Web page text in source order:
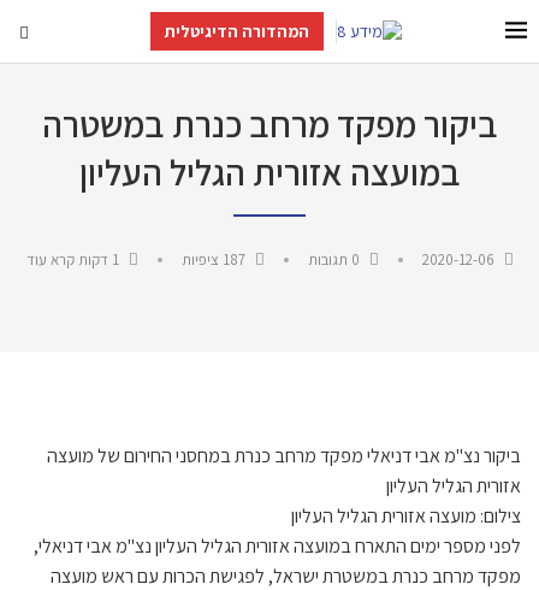
המהדורה הדיגיטלית
ביקור מפקד מרחב כנרת במשטרה
במועצה אזורית הגליל העליון
2020-12-06
187 ציפיות 1 דקות קרא עוד
ביקור נצ"מ אבי דניאלי מפקד מרחב כנרת במחסני החירום של מועצה
אזורית הגליל העליון
צילום: מועצה אזורית הגליל העליון
לפני מספר ימים התארח במועצה אזורית הגליל העליון נצ"מ אבי דניאלי,
מפקד מרחב כנרת במשטרת ישראל, לפגישת הכרות עם ראש מועצה